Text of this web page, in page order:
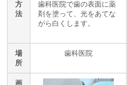
方
法
歯科医院で歯の表面に薬
剤を塗って、光をあてな
がら白くします。
場
所
歯科医院
画